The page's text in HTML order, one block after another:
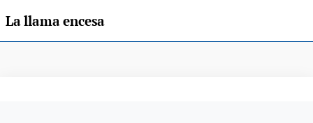
La llama encesa